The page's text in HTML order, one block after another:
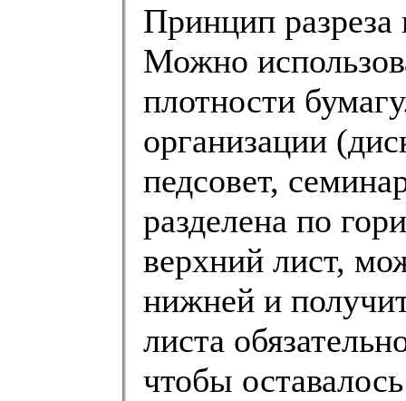
Принцип
Можно
плотности
организации
педсовет,
разделена по
верхний лист,
нижней и
листа
чтобы